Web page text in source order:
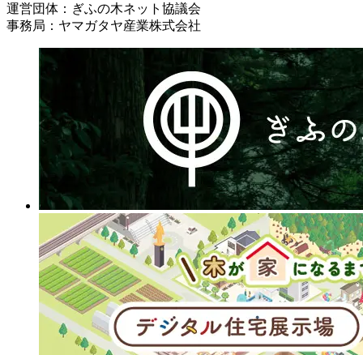
運営団体：ぎふの木ネット協議会
事務局：ヤマガタヤ産業株式会社